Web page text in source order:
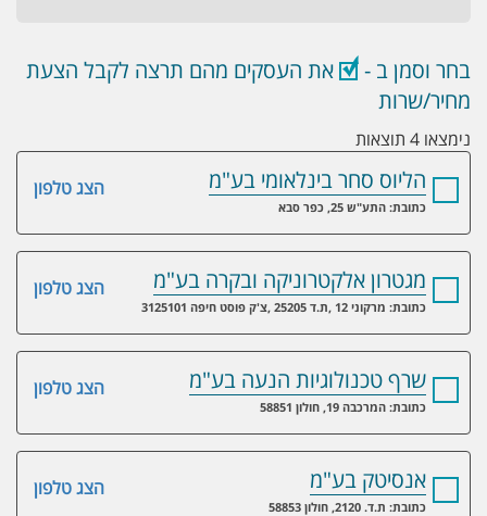
בחר וסמן ב -
את העסקים מהם תרצה לקבל הצעת
מחיר/שרות
נימצאו 4 תוצאות
הצג טלפון הליוס סחר בינלאומי בע"מ
כתובת: התע"ש 25, כפר סבא
הצג טלפון מגטרון אלקטרוניקה ובקרה בע"מ
כתובת: מרקוני 12 ,ת.ד 25205 ,צ'ק פוסט חיפה 3125101
הצג טלפון שרף טכנולוגיות הנעה בע"מ
כתובת: המרכבה 19, חולון 58851
הצג טלפון אנסיטק בע"מ
כתובת: ת.ד. 2120, חולון 58853